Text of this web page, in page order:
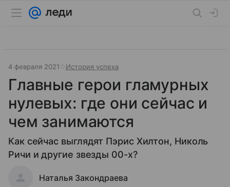
4 февраля 2021 История успеха
Главные герои гламурных
нулевых: где они сейчас и
чем занимаются
Как сейчас выглядят Пэрис Хилтон, Николь
Ричи и другие звезды 00-х?
Наталья Закондраева